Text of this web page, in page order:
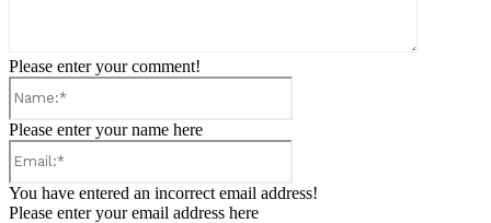
Please enter your comment!
Please enter your name here
You have entered an incorrect email address!
Please enter your email address here